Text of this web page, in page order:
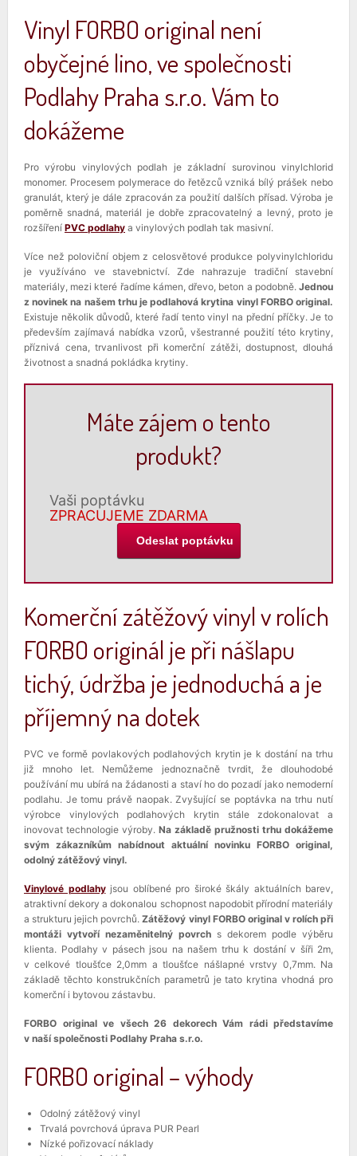
Vinyl FORBO original není
obyčejné lino, ve společnosti
Podlahy Praha s.r.o. Vám to
dokážeme
Pro výrobu vinylových podlah je základní surovinou vinylchlorid
monomer. Procesem polymerace do řetězců vzniká bílý prášek nebo
granulát, který je dále zpracován za použití dalších přísad. Výroba je
poměrně snadná, materiál je dobře zpracovatelný a levný, proto je
rozšíření PVC podlahy a vinylových podlah tak masivní.
Více než poloviční objem z celosvětové produkce polyvinylchloridu
je využíváno ve stavebnictví. Zde nahrazuje tradiční stavební
materiály, mezi které řadíme kámen, dřevo, beton a podobně.Jednou
z novinek na našem trhu je podlahová krytina vinyl FORBO original.
Existuje několik důvodů, které řadí tento vinyl na přední příčky. Je to
především zajímavá nabídka vzorů, všestranné použití této krytiny,
příznivá cena, trvanlivost při komerční zátěži, dostupnost, dlouhá
životnost a snadná pokládka krytiny.
Máte zájem o tento
produkt?
Vaši poptávku
ZPRACUJEME ZDARMA
Komerční zátěžový vinyl v rolích
FORBO originál je při nášlapu
tichý, údržba je jednoduchá a je
příjemný na dotek
PVC ve formě povlakových podlahových krytin je k dostání na trhu
již mnoho let. Nemůžeme jednoznačně tvrdit, že dlouhodobé
používání mu ubírá na žádanosti a staví ho do pozadí jako nemoderní
podlahu. Je tomu právě naopak. Zvyšující se poptávka na trhu nutí
výrobce vinylových podlahových krytin stále zdokonalovat a
inovovat technologie výroby. Na základě pružnosti trhu dokážeme
svým zákazníkům nabídnout aktuální novinku FORBO original,
odolný zátěžový vinyl.
Vinylové podlahyjsou oblíbené pro široké škály aktuálních barev,
atraktivní dekory a dokonalou schopnost napodobit přírodní materiály
a strukturu jejich povrchů.Zátěžový vinyl FORBO original v rolích při
montáži vytvoří nezaměnitelný povrch s dekorem podle výběru
klienta. Podlahy v pásech jsou na našem trhu k dostání v šíři 2m,
v celkové tloušťce 2,0mm a tloušťce nášlapné vrstvy 0,7mm. Na
základě těchto konstrukčních parametrů je tato krytina vhodná pro
komerční i bytovou zástavbu.
FORBO original ve všech 26 dekorech Vám rádi představíme
v naší společnosti Podlahy Praha s.r.o.
FORBO original – výhody
Odolný zátěžový vinyl
Trvalá povrchová úprava PUR Pearl
Nízké pořizovací náklady